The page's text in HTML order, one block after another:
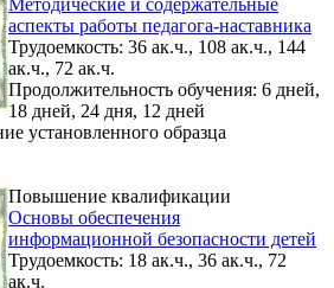
аспекты работы педагога-наставника
Трудоемкость: 36 ак.ч., 108 ак.ч., 144
ак.ч., 72 ак.ч.
Продолжительность обучения: 6 дней,
18 дней, 24 дня, 12 дней
установленного образца
Повышение квалификации
Основы обеспечения
информационной безопасности детей
Трудоемкость: 18 ак.ч., 36 ак.ч., 72
ак.ч.